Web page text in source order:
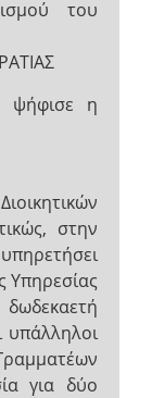
του
ψήφισε η
στην
Υπηρεσίας
για δύο